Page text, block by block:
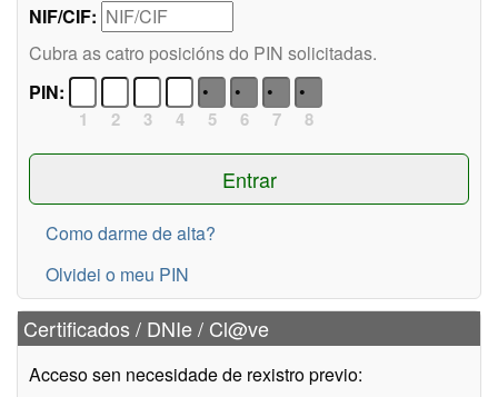
NIF/CIF:
Cubra as catro posicións do PIN solicitadas.
PIN:
1 2 3 4 5 6 7 8
Como darme de alta?
Olvidei o meu PIN
Certificados / DNIe / Cl@ve
Acceso sen necesidade de rexistro previo: